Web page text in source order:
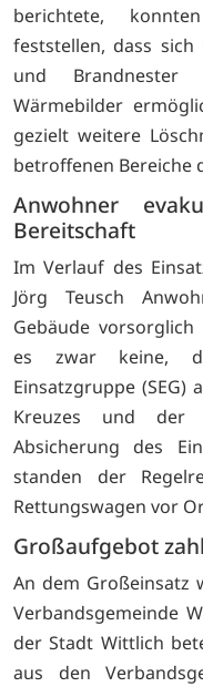
berichtete,
feststellen, dass
und Brandnester
Wärmebilder
gezielt weitere
betroffenen Bereiche
Anwohner
Bereitschaft
Im Verlauf des
Jörg Teusch
Gebäude
es zwar keine,
Einsatzgruppe (SEG)
Kreuzes und der
Absicherung des
standen der
Rettungswagen vor
Großaufgebot
An dem Großeinsatz
Verbandsgemeinde
der Stadt Wittlich
aus den